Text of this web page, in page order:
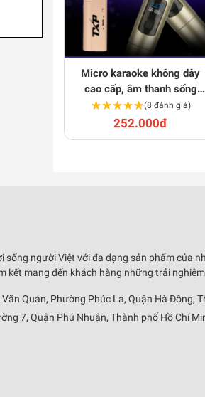
Micro karaoke không dây
cao cấp, âm thanh sống
động
★★★★★
★★★★★(8 đánh giá)
252.000đ
người Việt với đa dạng sản phẩm của
kết mang đến khách hàng những trải
Quán, Phường Phúc La, Quận Hà Đông,
7, Quận Phú Nhuận, Thành phố Hồ Chí